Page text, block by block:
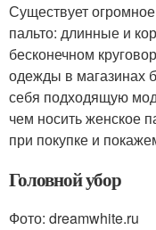
Существует
пальто: длинные и
бесконечном
одежды в магазинах
себя подходящую
чем носить женское
при покупке и
Головной убор
Фото: dreamwhite.ru